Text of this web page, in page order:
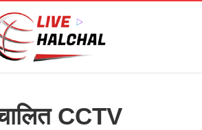
CCTV